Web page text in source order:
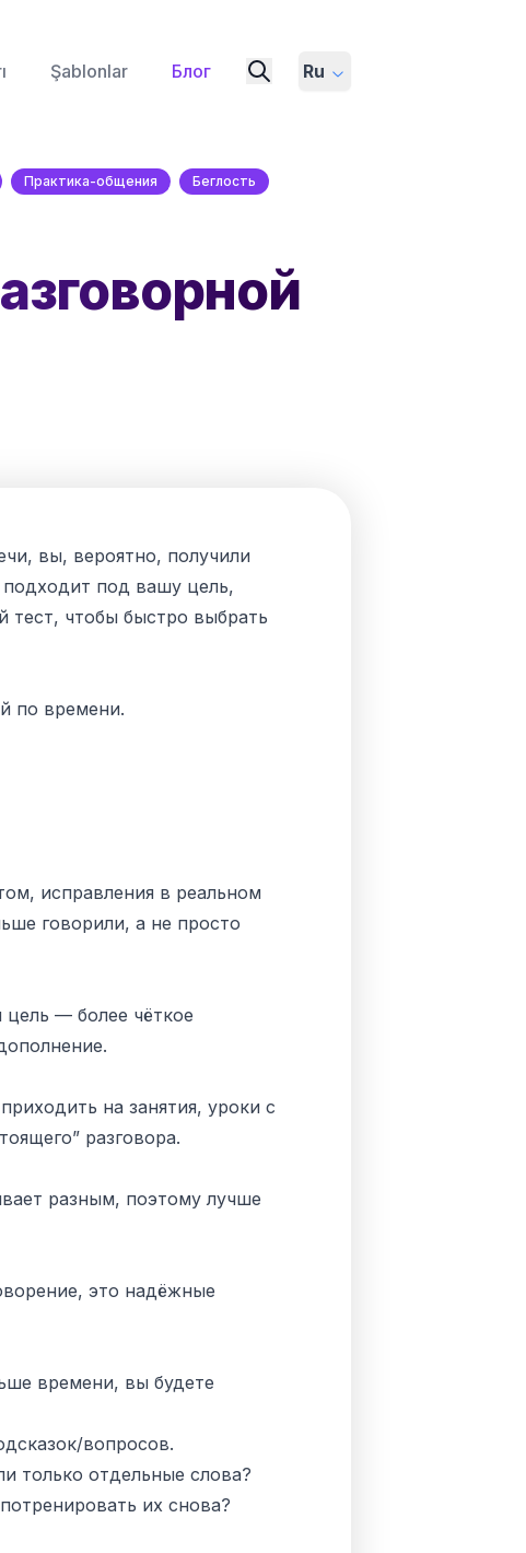
Şablonlar Блог Ru
Практика-общения Беглость
вы, вероятно, получили
подходит под вашу цель,
тест, чтобы быстро выбрать
по времени.
исправления в реальном
говорили, а не просто
цель — более чёткое
на занятия, уроки с
разговора.
разным, поэтому лучше
это надёжные
времени, вы будете
вопросов.
только отдельные слова?
их снова?